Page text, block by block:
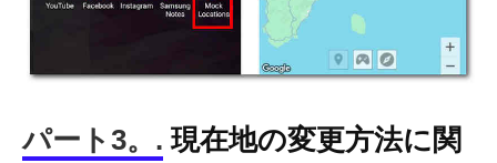
パート3。. 現在地の変更方法に関